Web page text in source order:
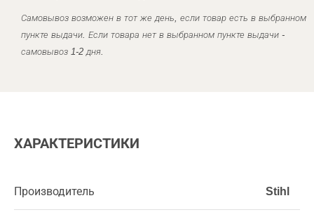
Самовывоз возможен в тот же день, если товар есть в выбранном
пункте выдачи. Если товара нет в выбранном пункте выдачи -
самовывоз 1-2 дня.
ХАРАКТЕРИСТИКИ
Производитель Stihl